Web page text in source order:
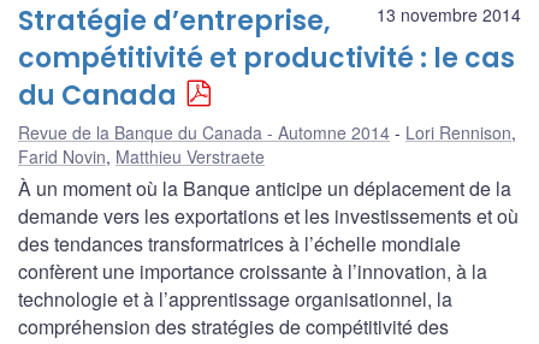
13 novembre 2014
Stratégie d’entreprise,
compétitivité et productivité : le cas
du Canada
Revue de la Banque du Canada - Automne 2014 Lori Rennison,
Farid Novin, Matthieu Verstraete
À un moment où la Banque anticipe un déplacement de la
demande vers les exportations et les investissements et où
des tendances transformatrices à l’échelle mondiale
confèrent une importance croissante à l’innovation, à la
technologie et à l’apprentissage organisationnel, la
compréhension des stratégies de compétitivité des